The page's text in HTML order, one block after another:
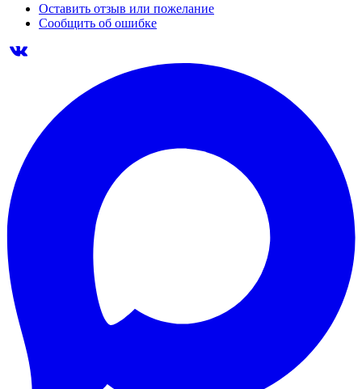
Оставить отзыв или пожелание
Сообщить об ошибке